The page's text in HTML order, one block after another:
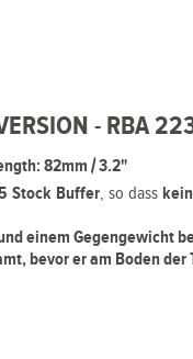
- RBA
82mm / 3.2"
Stock Buffer, so dass
einem Gegengewicht
bevor er am Boden der